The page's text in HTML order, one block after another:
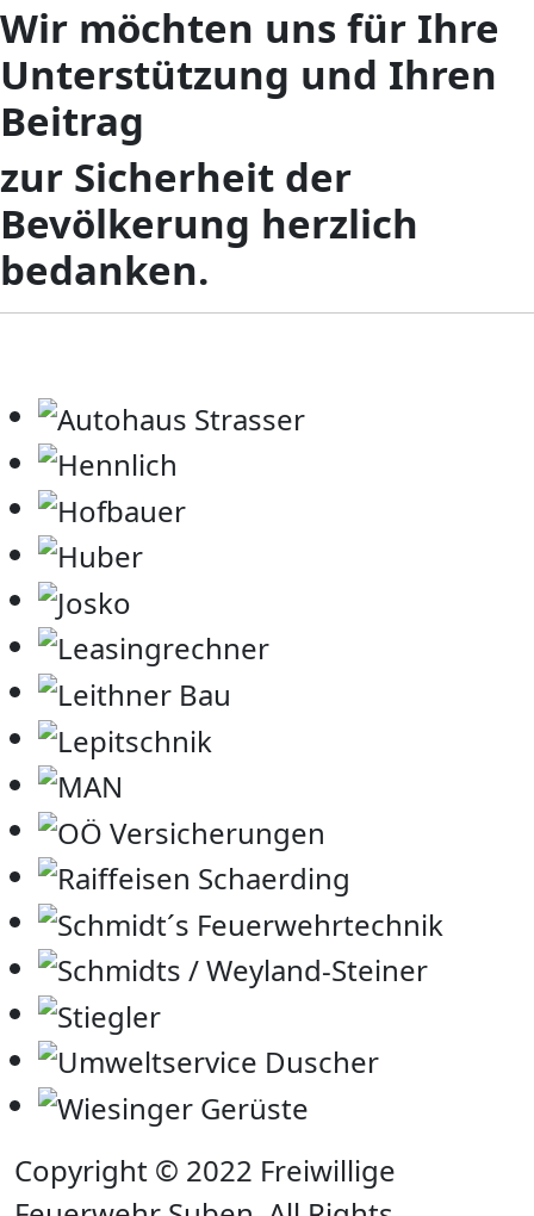
Wir möchten uns für Ihre
Unterstützung und Ihren
Beitrag
zur Sicherheit der
Bevölkerung herzlich
bedanken.
Copyright © 2022 Freiwillige